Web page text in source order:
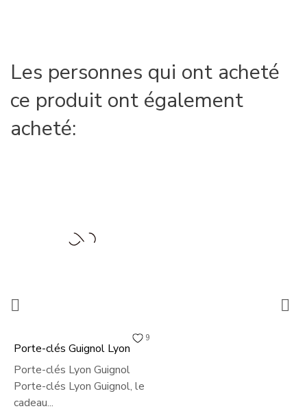
Les personnes qui ont acheté
ce produit ont également
acheté:
9
Porte-clés Guignol Lyon
Porte-clés Lyon Guignol
Porte-clés Lyon Guignol, le
cadeau...
 